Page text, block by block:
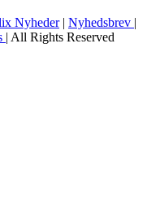
Nyheder| Nyhedsbrev |
| All Rights Reserved